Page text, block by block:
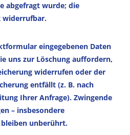
abgefragt wurde; die
widerrufbar.
eingegebenen Daten
uns zur Löschung auffordern,
widerrufen oder der
entfällt (z. B. nach
Ihrer Anfrage). Zwingende
– insbesondere
unberührt.